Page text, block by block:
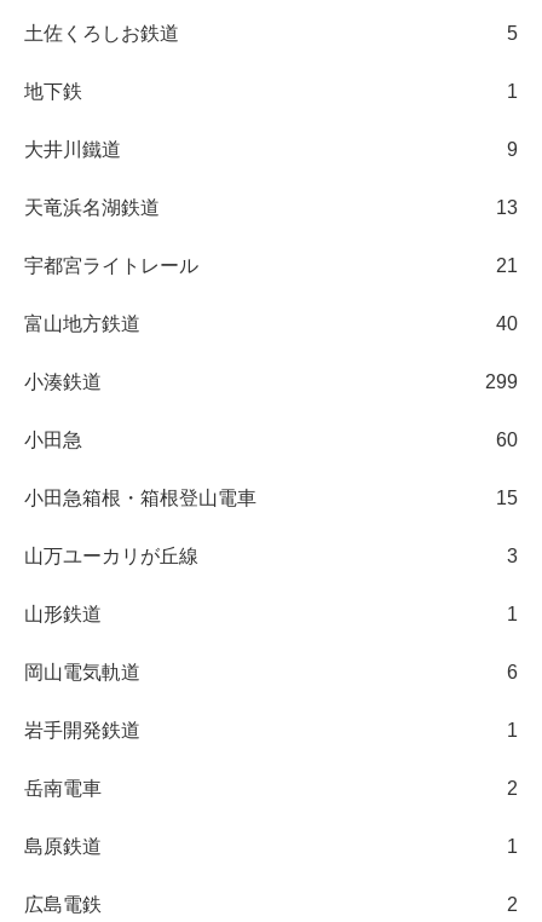
土佐くろしお鉄道 5
地下鉄 1
大井川鐵道 9
天竜浜名湖鉄道 13
宇都宮ライトレール 21
富山地方鉄道 40
小湊鉄道 299
小田急 60
小田急箱根・箱根登山電車 15
山万ユーカリが丘線 3
山形鉄道 1
岡山電気軌道 6
岩手開発鉄道 1
岳南電車 2
島原鉄道 1
広島電鉄 2